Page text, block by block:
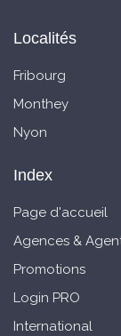
Localités
Fribourg
Monthey
Nyon
Index
Page d'accueil
Agences &
Promotions
Login PRO
International